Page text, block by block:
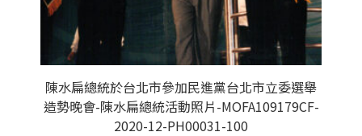
陳水扁總統於台北市參加民進黨台北市立委選舉
造勢晚會-陳水扁總統活動照片-MOFA109179CF-
2020-12-PH00031-100